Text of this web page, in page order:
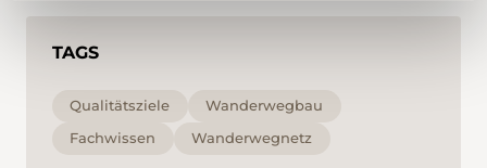
TAGS
Qualitätsziele
Wanderwegbau
Fachwissen
Wanderwegnetz